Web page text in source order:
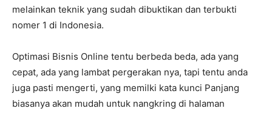
melainkan teknik yang sudah dibuktikan dan terbukti
nomer 1 di Indonesia.
Optimasi Bisnis Online tentu berbeda beda, ada yang
cepat, ada yang lambat pergerakan nya, tapi tentu anda
juga pasti mengerti, yang memilki kata kunci Panjang
biasanya akan mudah untuk nangkring di halaman